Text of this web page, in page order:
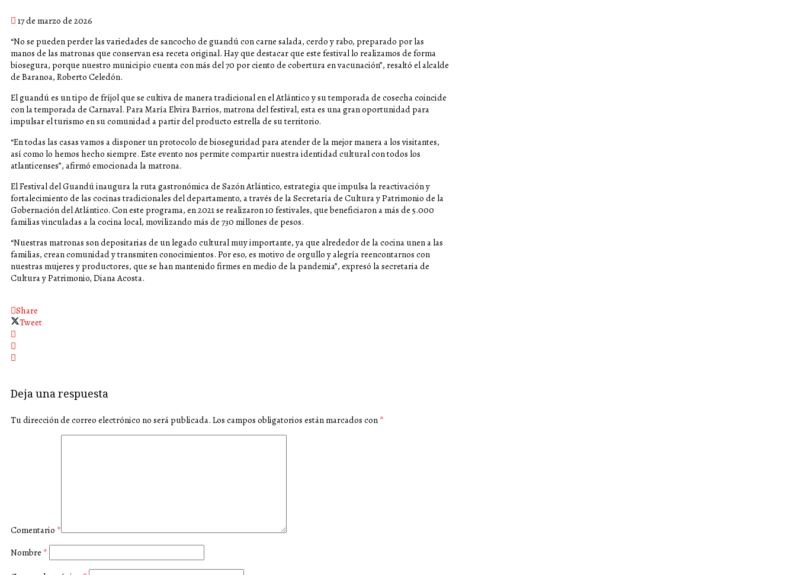
17 de marzo de 2026
“No se pueden perder las variedades de sancocho de guandú con carne salada, cerdo y rabo, preparado por las
manos de las matronas que conservan esa receta original. Hay que destacar que este festival lo realizamos de forma
biosegura, porque nuestro municipio cuenta con más del 70 por ciento de cobertura en vacunación”, resaltó el alcalde
de Baranoa, Roberto Celedón.
El guandú es un tipo de fríjol que se cultiva de manera tradicional en el Atlántico y su temporada de cosecha coincide
con la temporada de Carnaval. Para María Elvira Barrios, matrona del festival, esta es una gran oportunidad para
impulsar el turismo en su comunidad a partir del producto estrella de su territorio.
“En todas las casas vamos a disponer un protocolo de bioseguridad para atender de la mejor manera a los visitantes,
así como lo hemos hecho siempre. Este evento nos permite compartir nuestra identidad cultural con todos los
atlanticenses”, afirmó emocionada la matrona.
El Festival del Guandú inaugura la ruta gastronómica de Sazón Atlántico, estrategia que impulsa la reactivación y
fortalecimiento de las cocinas tradicionales del departamento, a través de la Secretaría de Cultura y Patrimonio de la
Gobernación del Atlántico. Con este programa, en 2021 se realizaron 10 festivales, que beneficiaron a más de 5.000
familias vinculadas a la cocina local, movilizando más de 730 millones de pesos.
“Nuestras matronas son depositarias de un legado cultural muy importante, ya que alrededor de la cocina unen a las
familias, crean comunidad y transmiten conocimientos. Por eso, es motivo de orgullo y alegría reencontarnos con
nuestras mujeres y productores, que se han mantenido firmes en medio de la pandemia”, expresó la secretaria de
Cultura y Patrimonio, Diana Acosta.
Share
Tweet
Deja una respuesta
Tu dirección de correo electrónico no será publicada. Los campos obligatorios están marcados con *
Comentario *
Nombre *